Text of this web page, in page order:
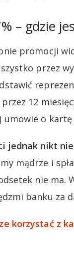
– gdzie
promocji
przez
12
umowie o
jednak nikt
mądrze i
nie ma.
banku za
korzystać z